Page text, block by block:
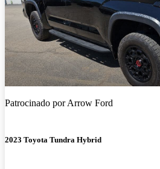
Patrocinado porArrow Ford
2023 Toyota Tundra Hybrid